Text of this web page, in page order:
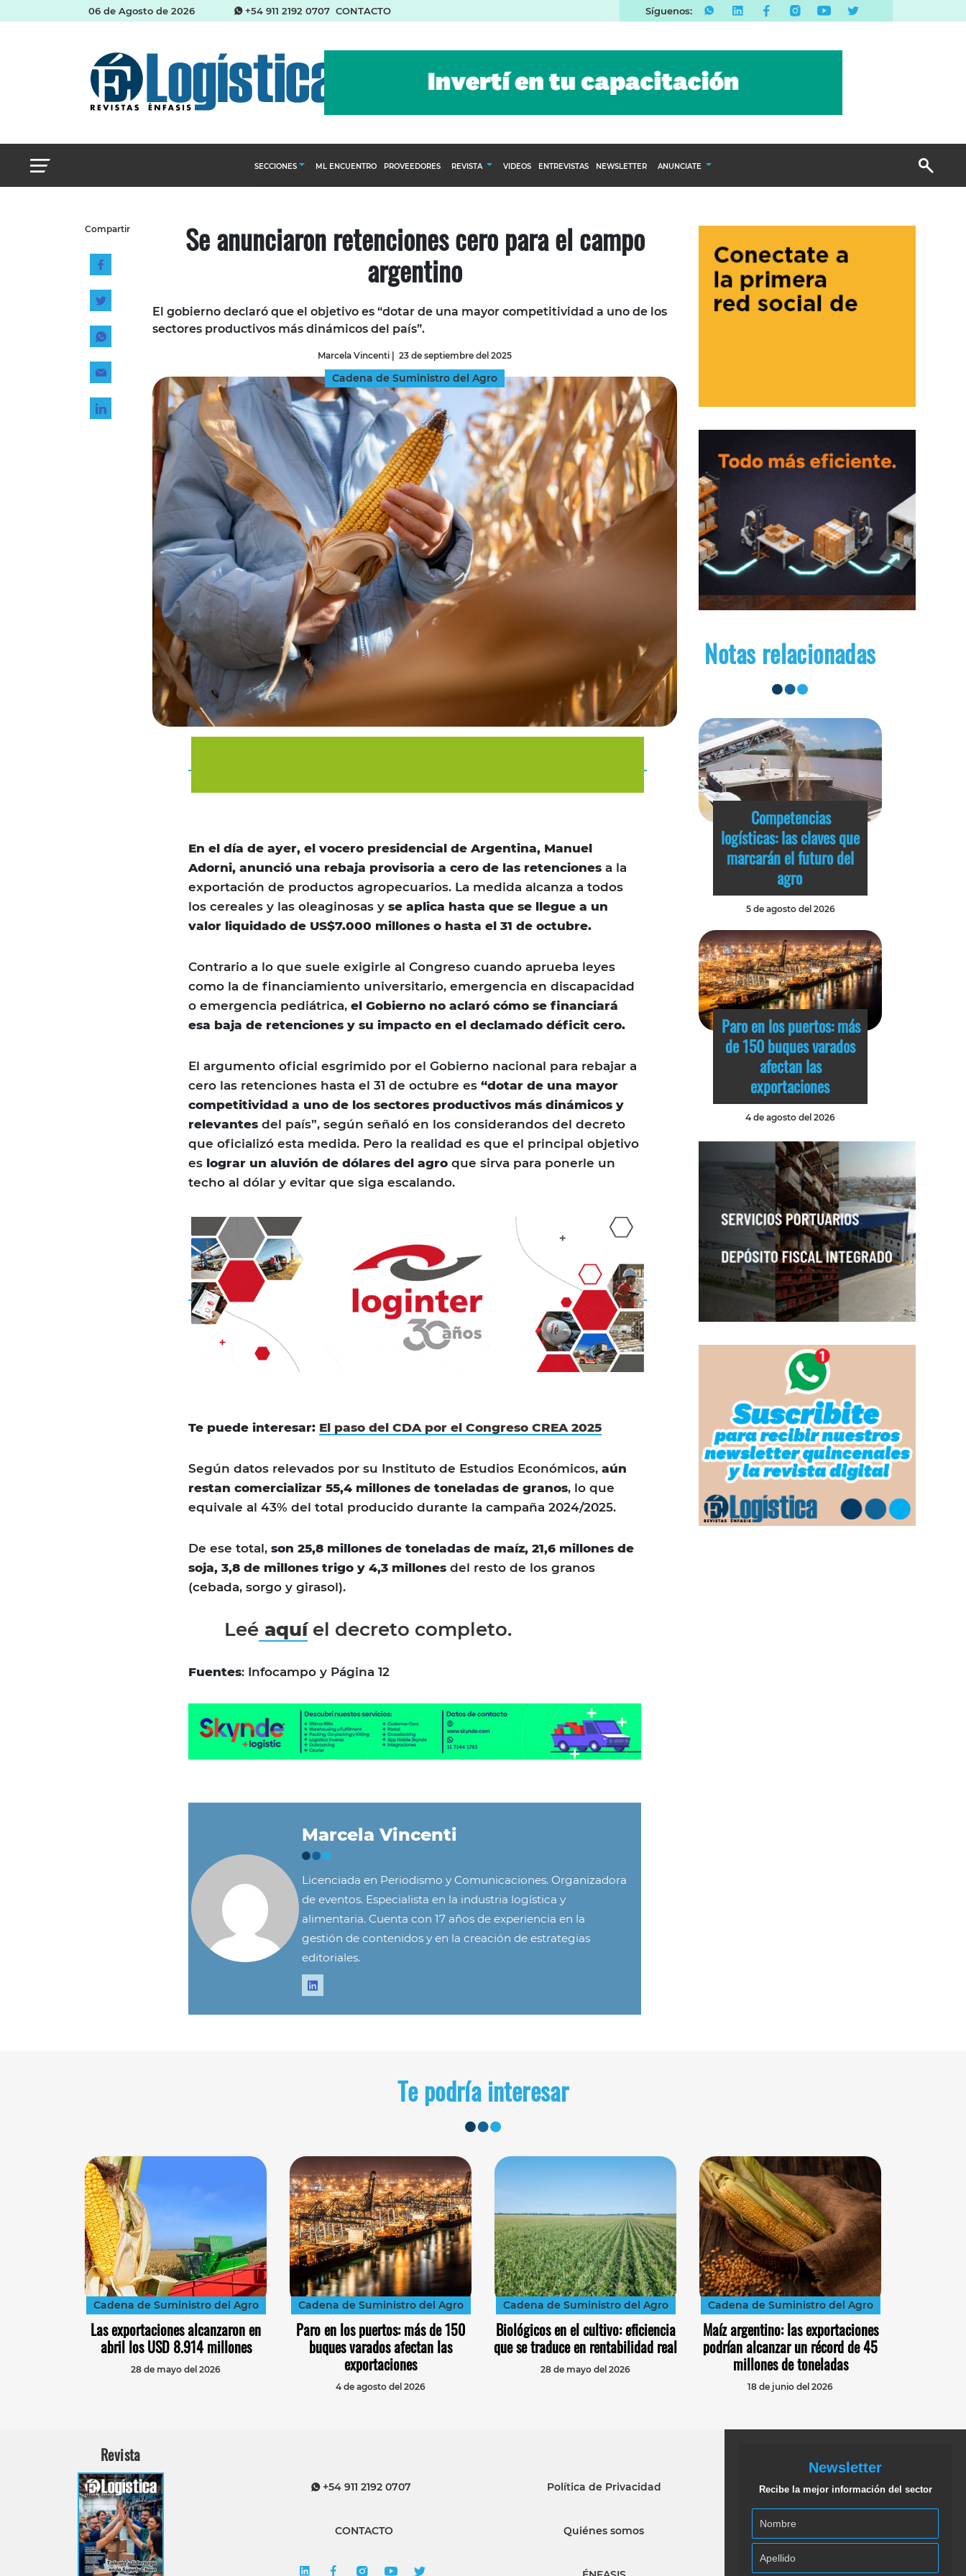
06 de Agosto de 2026 +54 911 2192 0707 CONTACTO Síguenos:
SECCIONES
Almacenes e inventarios
Management
Tecnología
ML ENCUENTRO PROVEEDORES REVISTA
INGRESAR
SUSCRÍBASE
VIDEOS ENTREVISTAS NEWSLETTER ANUNCIATE
Email Marketing
Branded Content
Publicidad Revista
Compartir Se anunciaron retenciones cero para el campo
argentino
El gobierno declaró que el objetivo es “dotar de una mayor competitividad a uno de los
sectores productivos más dinámicos del país”.
Marcela Vincenti 23 de septiembre del 2025
Cadena de Suministro del Agro
En el día de ayer, el vocero presidencial de Argentina, Manuel
Adorni, anunció una rebaja provisoria a cero de las retenciones a la
exportación de productos agropecuarios. La medida alcanza a todos
los cereales y las oleaginosas y se aplica hasta que se llegue a un
valor liquidado de US$7.000 millones o hasta el 31 de octubre.
Contrario a lo que suele exigirle al Congreso cuando aprueba leyes
como la de financiamiento universitario, emergencia en discapacidad
o emergencia pediátrica, el Gobierno no aclaró cómo se financiará
esa baja de retenciones y su impacto en el declamado déficit cero.
El argumento oficial esgrimido por el Gobierno nacional para rebajar a
cero las retenciones hasta el 31 de octubre es “dotar de una mayor
competitividad a uno de los sectores productivos más dinámicos y
relevantes del país”, según señaló en los considerandos del decreto
que oficializó esta medida. Pero la realidad es que el principal objetivo
es lograr un aluvión de dólares del agro que sirva para ponerle un
techo al dólar y evitar que siga escalando.
Te puede interesar: El paso del CDA por el Congreso CREA 2025
Según datos relevados por su Instituto de Estudios Económicos, aún
restan comercializar 55,4 millones de toneladas de granos, lo que
equivale al 43% del total producido durante la campaña 2024/2025.
De ese total, son 25,8 millones de toneladas de maíz, 21,6 millones de
soja, 3,8 de millones trigo y 4,3 millones del resto de los granos
(cebada, sorgo y girasol).
Leé aquíel decreto completo.
Fuentes: Infocampo y Página 12
Marcela Vincenti
Licenciada en Periodismo y Comunicaciones. Organizadora
de eventos. Especialista en la industria logística y
alimentaria. Cuenta con 17 años de experiencia en la
gestión de contenidos y en la creación de estrategias
editoriales.
Notas relacionadas
Competencias
logísticas: las claves que
marcarán el futuro del
agro
5 de agosto del 2026
Paro en los puertos: más
de 150 buques varados
afectan las
exportaciones
4 de agosto del 2026
Te podría interesar
Cadena de Suministro del Agro
Las exportaciones alcanzaron en
abril los USD 8.914 millones
28 de mayo del 2026
Cadena de Suministro del Agro
Paro en los puertos: más de 150
buques varados afectan las
exportaciones
4 de agosto del 2026
Cadena de Suministro del Agro
Biológicos en el cultivo: eficiencia
que se traduce en rentabilidad real
28 de mayo del 2026
Cadena de Suministro del Agro
Maíz argentino: las exportaciones
podrían alcanzar un récord de 45
millones de toneladas
18 de junio del 2026
Revista
+54 911 2192 0707
CONTACTO
Política de Privacidad
Quiénes somos
Newsletter
Recibe la mejor información del sector